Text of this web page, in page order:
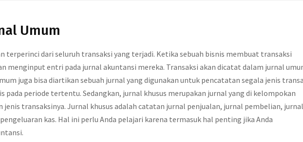
Umum
terperinci dari seluruh transaksi yang terjadi. Ketika sebuah bisnis membuat transaksi
menginput entri pada jurnal akuntansi mereka. Transaksi akan dicatat dalam jurnal
juga bisa diartikan sebuah jurnal yang digunakan untuk pencatatan segala jenis
pada periode tertentu. Sedangkan, jurnal khusus merupakan jurnal yang di kelompokan
jenis transaksinya. Jurnal khusus adalah catatan jurnal penjualan, jurnal pembelian, jurnal
kas. Hal ini perlu Anda pelajari karena termasuk hal penting jika Anda